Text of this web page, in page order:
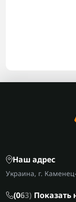
Наш адрес
Украина, г.
(063) Показать